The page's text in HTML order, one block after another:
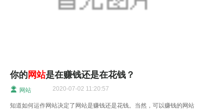
你的网站是在赚钱还是在花钱？
网站 2020-07-02 11:20:57
知道如何运作网站决定了网站是赚钱还是花钱。当然，可以赚钱的网站